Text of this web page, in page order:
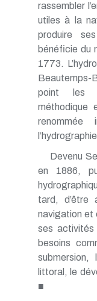
rassembler
utiles à la
produire
bénéficie du
1773.
Beautemps-
point les
méthodique
Devenu
en 1886,
tard,
navigation et
ses
besoins
submersion,
littoral, le
■